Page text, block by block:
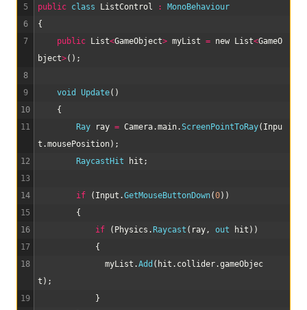
5
6
7
8
9
10
11
12
13
14
15
16
17
18
19
public class ListControl :
MonoBehaviour
{
public
List<GameObject> myList = new List<GameO
bject>( ) ;
void Update( )
{
Ray
ray = Camera.main.ScreenPointToRay( Inpu
t .mousePosition) ;
RaycastHit
hit ;
if ( Input .GetMouseButtonDown(0) )
{
if
( Physics . Raycast ( ray, out hit ) )
{
myList .Add ( hit . collider.gameObjec
t ) ;
}